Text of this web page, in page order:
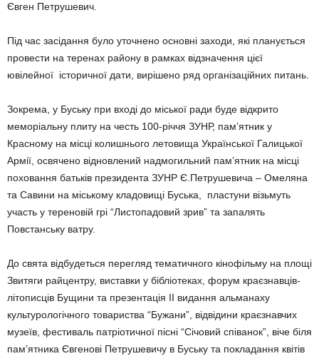
Євген Петрушевич.
Під час засідання було уточнено основні заходи, які планується
провести на теренах району в рамках відзначення цієї
ювілейної історичної дати, вирішено ряд організаційних питань.
Зокрема, у Буську при вході до міської ради буде відкрито
меморіальну плиту на честь 100-річчя ЗУНР, пам’ятник у
Красному на місці колишнього летовища Української Галицької
Армії, освячено відновлений надмогильний пам’ятник на місці
поховання батьків президента ЗУНР Є.Петрушевича – Омеляна
та Савини на міському кладовищі Буська, пластуни візьмуть
участь у тереновій грі “Листопадовий зрив” та запалять
Повстанську ватру.
До свята відбудеться перегляд тематичного кінофільму на площі
Звитяги райцентру, виставки у бібліотеках, форум краєзнавців-
літописців Бущини та презентація ІІ видання альманаху
культурологічного товариства “Бужани”, відвідини краєзнавчих
музеїв, фестиваль патріотичної пісні “Січовий співанок”, віче біля
пам’ятника Євгенові Петрушевичу в Буську та покладання квітів